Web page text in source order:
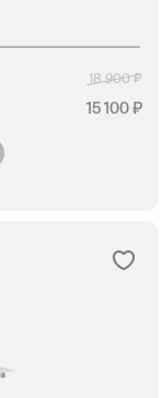
18 900
15 100